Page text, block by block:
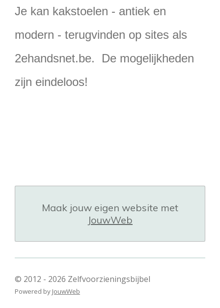
Je kan kakstoelen - antiek en
modern - terugvinden op sites als
2ehandsnet.be. De mogelijkheden
zijn eindeloos!
Maak jouw eigen website met
JouwWeb
© 2012 - 2026 Zelfvoorzieningsbijbel
Powered by JouwWeb